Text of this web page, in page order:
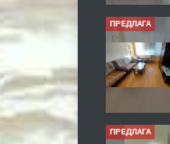
ПРЕДЛАГА
ПРЕДЛАГА